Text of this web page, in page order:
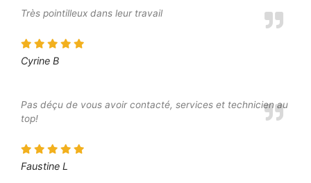
Très pointilleux dans leur travail
Cyrine B
Pas déçu de vous avoir contacté, services et technicien au
top!
Faustine L